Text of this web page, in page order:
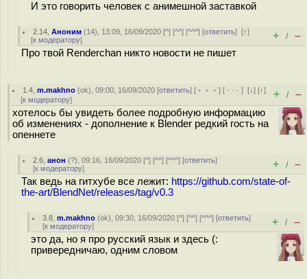
И это говорить человек с анимешной заставкой
2.14 ,Аноним (14), 13:09, 16/09/2020 [^] [^^] [^^^] [ответить][↑]
[к модератору] + / –
Про твой Renderchan никто новости не пишет
1.4 ,m.makhno (ok), 09:00, 16/09/2020 [ответить] [ ﹢﹢﹢] [ · · ·][↓] [↑]
[к модератору] + / –
хотелось бы увидеть более подробную информацию
об изменениях - дополнение к Blender редкий гость на
опеннете
2.6 ,анон (?), 09:16, 16/09/2020 [^] [^^] [^^^] [ответить]
[к модератору] + / –
Так ведь на гитхубе все лежит: https://github.com/state-of-
the-art/BlendNet/releases/tag/v0.3
3.8 ,m.makhno (ok), 09:30, 16/09/2020 [^] [^^] [^^^] [ответить]
[к модератору] + / –
это да, но я про русский язык и здесь (:
привередничаю, одним словом